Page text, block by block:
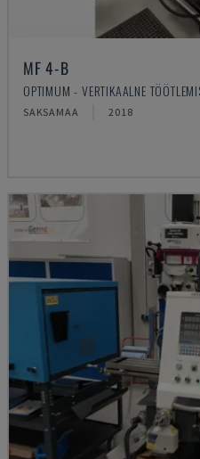
MF 4-B
OPTIMUM - VERTIKAALNE
SAKSAMAA 2018